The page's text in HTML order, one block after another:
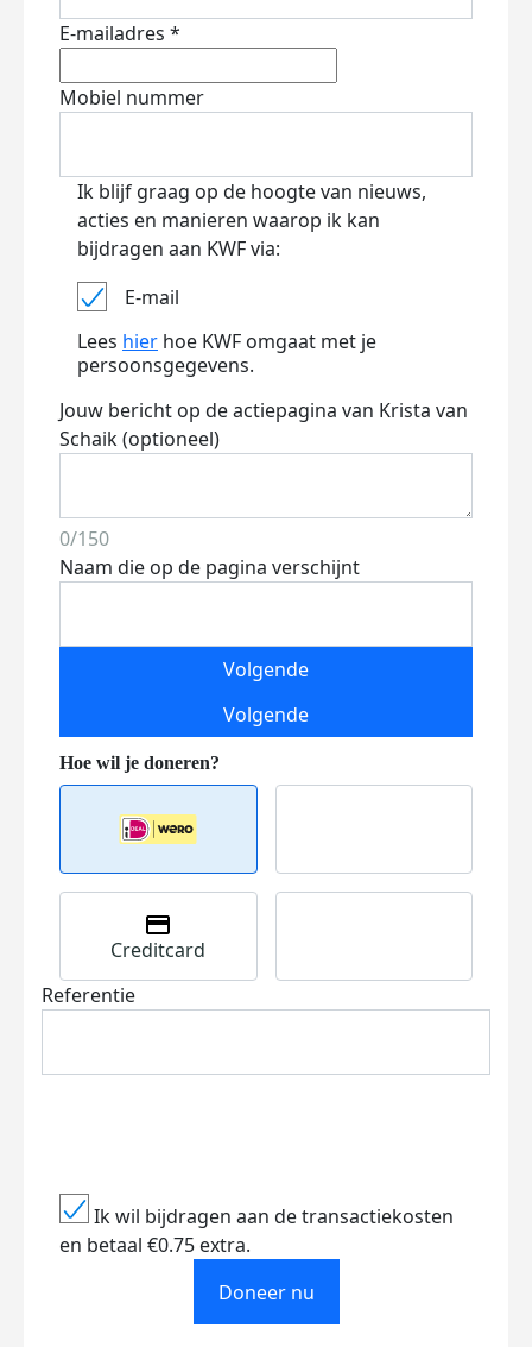
E-mailadres *
Mobiel nummer
Ik blijf graag op de hoogte van nieuws,
acties en manieren waarop ik kan
bijdragen aan KWF via:
E-mail
Lees hier hoe KWF omgaat met je
persoonsgegevens.
Jouw bericht op de actiepagina van Krista van
Schaik (optioneel)
0/150
Naam die op de pagina verschijnt
Volgende
Volgende
Creditcard
Referentie
Ik wil bijdragen aan de transactiekosten
en betaal €0.75 extra.
Doneer nu